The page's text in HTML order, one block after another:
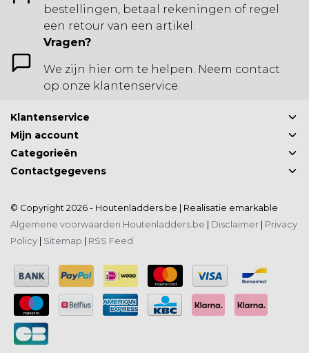
bestellingen, betaal rekeningen of regel
een retour van een artikel.
Vragen?
We zijn hier om te helpen. Neem contact
op onze klantenservice.
Klantenservice
Mijn account
Categorieën
Contactgegevens
© Copyright 2026 - Houtenladders.be | Realisatie emarkable
Algemene voorwaarden Houtenladders.be
Disclaimer
Privacy
Policy
Sitemap RSS Feed